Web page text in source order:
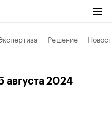
Решение
августа 2024